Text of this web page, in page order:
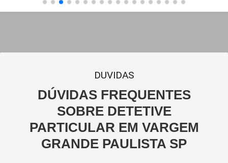
DUVIDAS
DÚVIDAS FREQUENTES
SOBRE DETETIVE
PARTICULAR EM VARGEM
GRANDE PAULISTA SP